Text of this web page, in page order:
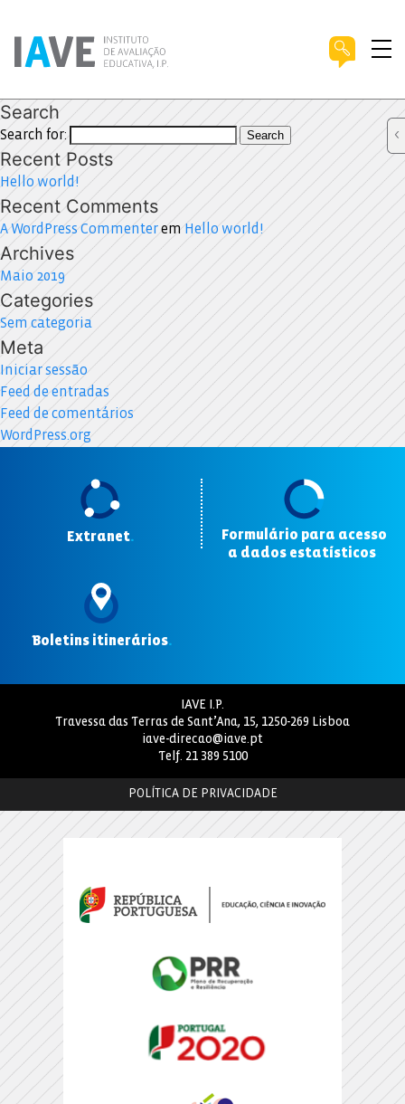
Search
Search for: Search
Recent Posts
Hello world!
Recent Comments
A WordPress Commenterem Hello world!
Archives
Maio 2019
Categories
Sem categoria
Meta
Iniciar sessão
Feed de entradas
Feed de comentários
WordPress.org
Extranet.
Formulário para acesso
a dados estatísticos
Boletins itinerários.
IAVE I.P.
Travessa das Terras de Sant’Ana, 15, 1250-269 Lisboa
iave-direcao@iave.pt
Telf. 21 389 5100
POLÍTICA DE PRIVACIDADE